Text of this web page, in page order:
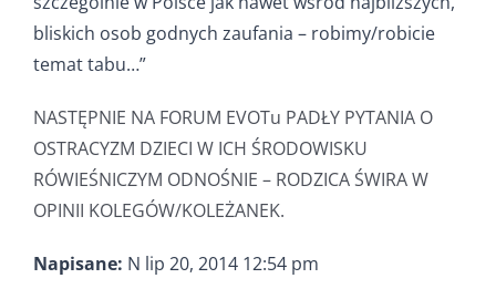
bliskich osob godnych zaufania – robimy/robicie
temat tabu…”
NASTĘPNIE NA FORUM EVOTu PADŁY PYTANIA O
OSTRACYZM DZIECI W ICH ŚRODOWISKU
RÓWIEŚNICZYM ODNOŚNIE – RODZICA ŚWIRA W
OPINII KOLEGÓW/KOLEŻANEK.
Napisane: N lip 20, 2014 12:54 pm